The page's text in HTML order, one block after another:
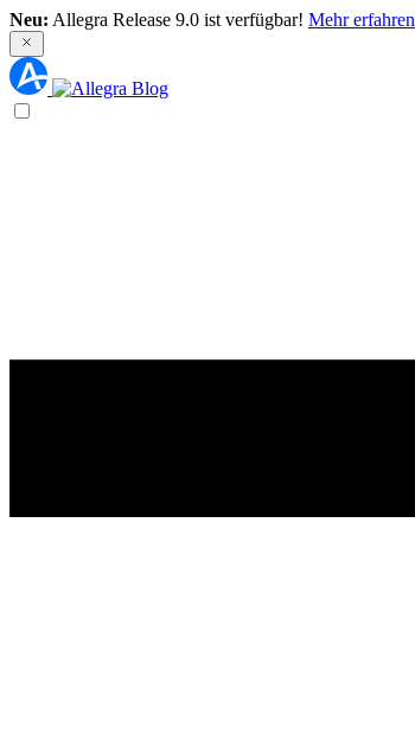
Neu: Allegra Release 9.0 ist verfügbar! Mehr erfahren